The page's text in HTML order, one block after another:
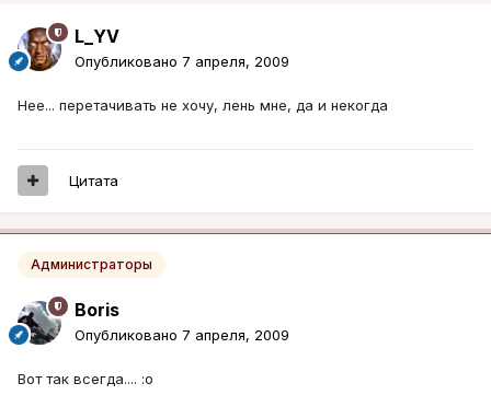
L_YV
Опубликовано 7 апреля, 2009
Нее... перетачивать не хочу, лень мне, да и некогда
Цитата
Администраторы
Boris
Опубликовано 7 апреля, 2009
Вот так всегда.... :o